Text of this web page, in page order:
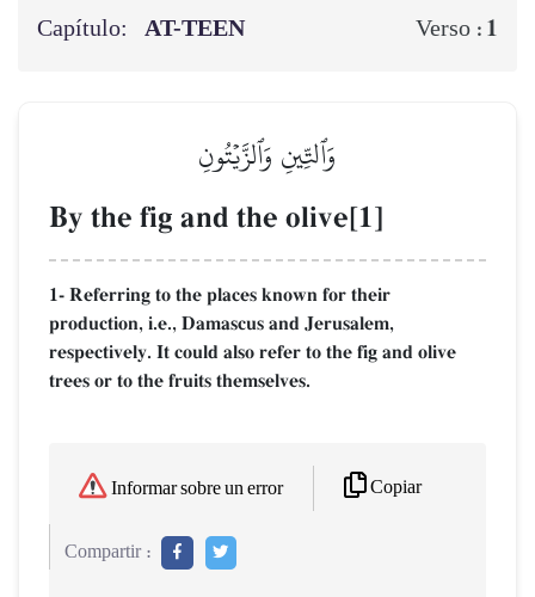
Capítulo: AT-TEEN Verso : 1
وَٱلتِّينِ وَٱلزَّيۡتُونِ
By the fig and the olive[1]
1- Referring to the places known for their
production, i.e., Damascus and Jerusalem,
respectively. It could also refer to the fig and olive
trees or to the fruits themselves.
Informar sobre un error Copiar
Compartir :